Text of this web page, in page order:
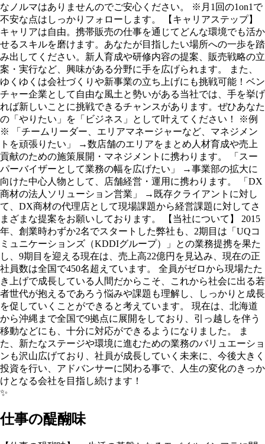
なノルマはありませんのでご安心ください。 ※月1回の1on1で
不安な点はしっかりフォローします。 【キャリアステップ】
キャリアは自由。携帯販売の仕事を通じてどんな環境でも活か
せるスキルを磨けます。あなたが目指したい場所への一歩を踏
み出してください。新人育成や研修内容の提案、販売戦略の立
案・実行など、興味がある分野に手を広げられます。 また、
ゆくゆくは会社づくりや新事業の立ち上げにも挑戦可能！ベン
チャー企業として自由な風土と勢いがある当社では、手を挙げ
れば新しいことに挑戦できるチャンスがあります。ぜひあなた
の「やりたい」を「ビジネス」として叶えてください！ ※例
※ 「チームリーダー、エリアマネージャーなど、マネジメン
トを頑張りたい」 →数店舗のエリアをまとめ人材育成や売上
貢献のための施策展開・マネジメントに携わります。 「スー
パーバイザーとして業務の幅を広げたい」 →事業部の拡大に
向けた中心人物として、店舗経営・運用に携わります。 「DX
商材の法人ソリューション営業」 →既存クライアントに対し
て、DX商材の代理店として現場課題から経営課題に対してさ
まざまな提案をお願いしております。 【当社について】 2015
年、創業時わずか2名でスタートした弊社も、2期目は「UQコ
ミュニケーションズ（KDDIグループ）」との業務提携を果た
し、9期目を迎える現在は、売上高22億円を見込み、現在の正
社員数は全国で450名超えています。 全員がゼロから現場たた
き上げで成長している人間だからこそ、これから社会に出る若
者世代が抱えるであろう悩みや課題も理解し、しっかりと成長
を促していくことができると考えています。 現在は、北海道
から沖縄まで全国で9拠点に展開をしており、引っ越しを伴う
移動などにも、十分に対応ができるようになりました。 ま
た、新たなステージや環境に進むための業務のバリュエーショ
ンも沢山広げており、社員が成長していく未来に、今後大きく
投資を行い、アドバンサーに関わる事で、人生の変化のきっか
けとなる会社を目指し続けます！
✨
仕事の醍醐味